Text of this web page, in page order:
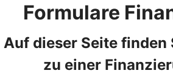
Formulare
Auf dieser Seite finden
zu einer